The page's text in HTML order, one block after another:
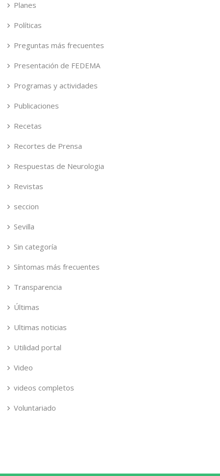
Planes
Políticas
Preguntas más frecuentes
Presentación de FEDEMA
Programas y actividades
Publicaciones
Recetas
Recortes de Prensa
Respuestas de Neurologia
Revistas
seccion
Sevilla
Sin categoría
Síntomas más frecuentes
Transparencia
Últimas
Ultimas noticias
Utilidad portal
Video
videos completos
Voluntariado